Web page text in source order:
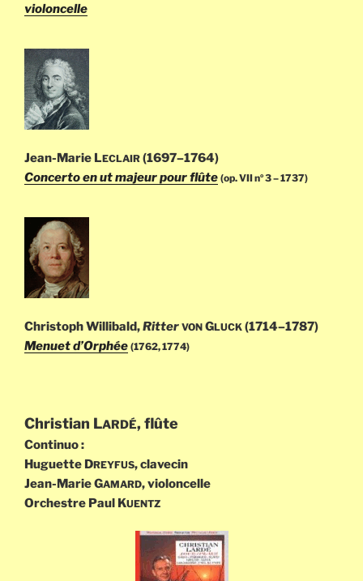
violoncelle
Jean-Marie LECLAIR (1697–1764)
Concerto en ut majeur pour flûte (op. VII no 3 – 1737)
Christoph Willibald,Ritter VON GLUCK (1714–1787)
Menuet d’Orphée (1762, 1774)
Christian LARDÉ, flûte
Continuo :
Huguette DREYFUS, clavecin
Jean-Marie GAMARD, violoncelle
Orchestre Paul KUENTZ